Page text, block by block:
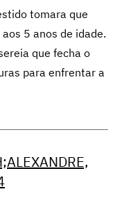
tomara que
5 anos de idade.
que fecha o
para enfrentar a